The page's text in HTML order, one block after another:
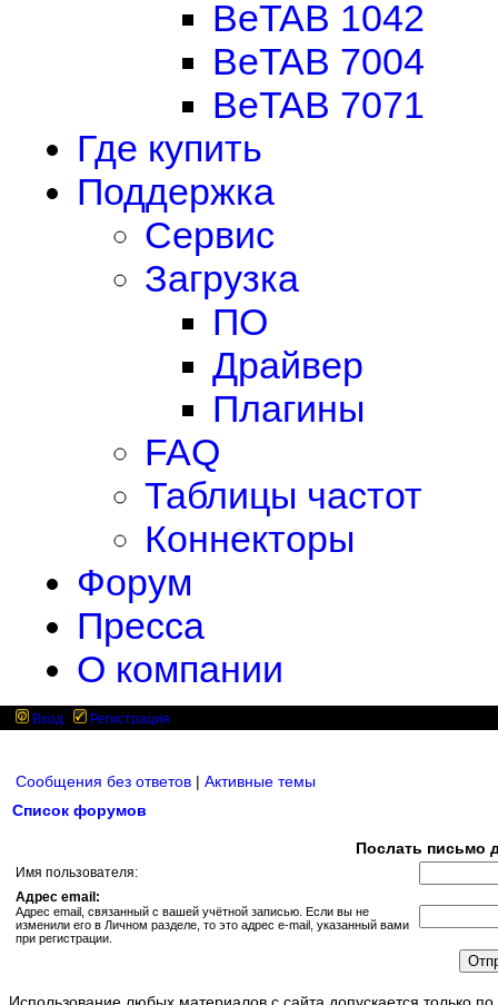
BeTAB 1042
BeTAB 7004
BeTAB 7071
Где купить
Поддержка
Сервис
Загрузка
ПО
Драйвер
Плагины
FAQ
Таблицы частот
Коннекторы
Форум
Пресса
О компании
Вход Регистрация
Сообщения без ответов | Активные темы
Список форумов
Послать письмо
Имя пользователя:
Адрес email:
Адрес email, связанный с вашей учётной записью. Если вы не
изменили его в Личном разделе, то это адрес e-mail, указанный вами
при регистрации.